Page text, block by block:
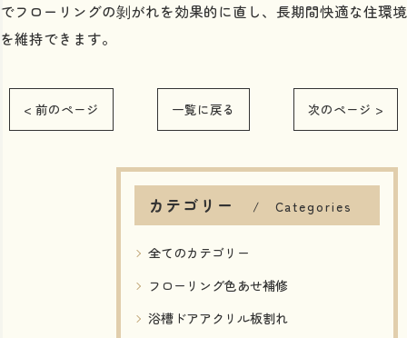
でフローリングの剝がれを効果的に直し、長期間快適な住環境
を維持できます。
< 前のページ 一覧に戻る 次のページ >
カテゴリー Categories
全てのカテゴリー
フローリング色あせ補修
浴槽ドアアクリル板割れ